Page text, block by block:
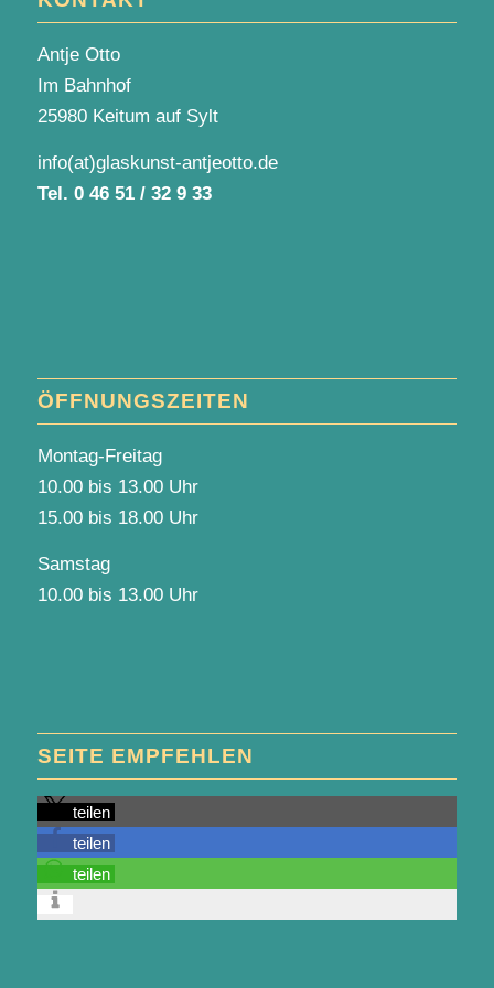
Antje Otto
Im Bahnhof
25980 Keitum auf Sylt
info(at)glaskunst-antjeotto.de
Tel. 0 46 51 / 32 9 33
ÖFFNUNGSZEITEN
Montag-Freitag
10.00 bis 13.00 Uhr
15.00 bis 18.00 Uhr
Samstag
10.00 bis 13.00 Uhr
SEITE EMPFEHLEN
teilen
teilen
teilen